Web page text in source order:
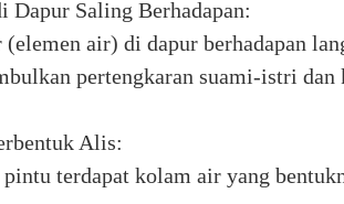
Dapur Saling Berhadapan:
air) di dapur berhadapan
pertengkaran suami-istri dan
Alis:
terdapat kolam air yang